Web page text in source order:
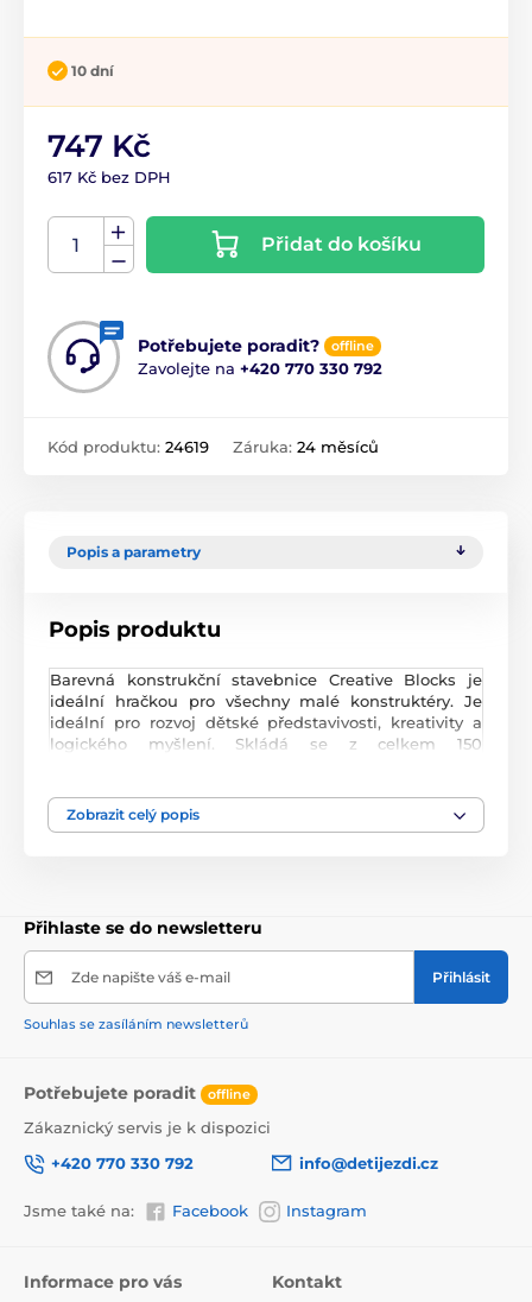
10 dní
747 Kč
617 Kč bez DPH
Přidat do košíku
Potřebujete poradit? offline
Zavolejte na +420 770 330 792
Kód produktu: 24619 Záruka: 24 měsíců
Popis a parametry
Popis produktu
Barevná konstrukční stavebnice Creative Blocks je
ideální hračkou pro všechny malé konstruktéry. Je
ideální pro rozvoj dětské představivosti, kreativity a
logického myšlení. Skládá se z celkem 150
konstrukce a stavby. Vše je vyrobeno z plastu v
několika barvách. Hračka je určena pro děti od 3 let
Produkt je zařazen v kategoriích
Stavebnice PRO DĚTI OD 3 LET
Zobrazit celý popis
Přihlaste se do newsletteru
Zde napište váš e-mail Přihlásit
Souhlas se zasíláním newsletterů
Potřebujete poradit offline
Zákaznický servis je k dispozici
+420 770 330 792
info@detijezdi.cz
Jsme také na: Facebook Instagram
Informace pro vás Kontakt